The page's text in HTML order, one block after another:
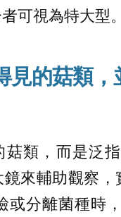
可視為特大型。
見的菇類，
菇類，而是泛
來輔助觀察
分離菌種時